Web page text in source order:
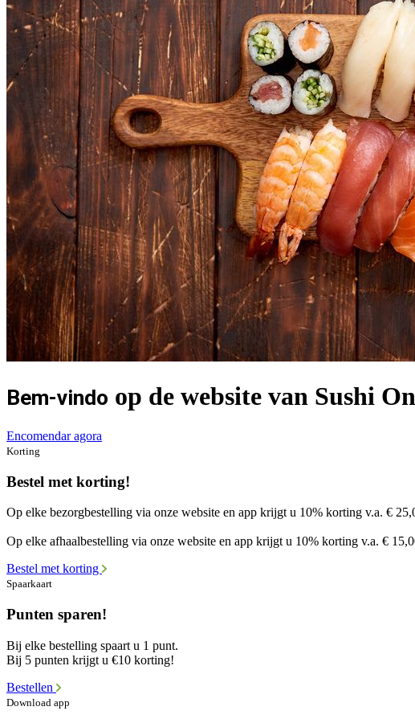
Bem-vindo op de website van Sushi
Encomendar agora
Korting
Bestel met korting!
Op elke bezorgbestelling via onze website en app krijgt u 10% korting v.a. €
Op elke afhaalbestelling via onze website en app krijgt u 10% korting v.a. €
Bestel met korting
Spaarkaart
Punten sparen!
Bij elke bestelling spaart u 1 punt.
Bij 5 punten krijgt u €10 korting!
Bestellen
Download app